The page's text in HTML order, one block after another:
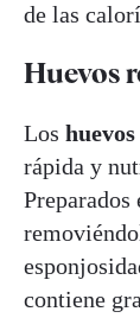
de las
Huevos
Los
rápida y
Preparados
contiene